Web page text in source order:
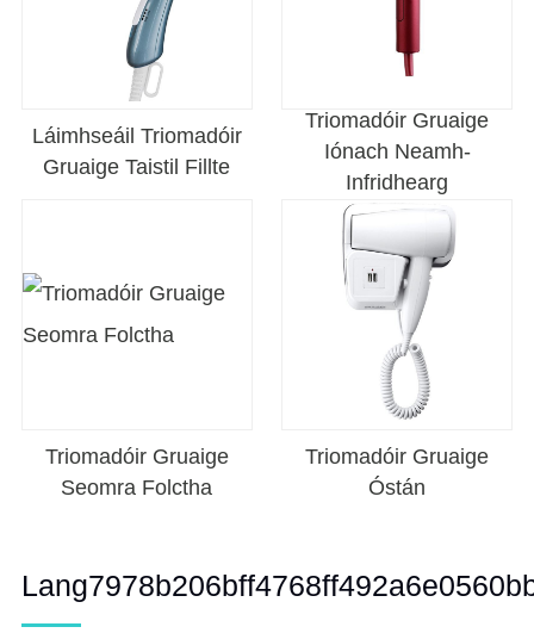
Láimhseáil Triomadóir
Gruaige Taistil Fillte
Triomadóir Gruaige
Iónach Neamh-
Infridhearg
Triomadóir Gruaige
Seomra Folctha
Triomadóir Gruaige
Óstán